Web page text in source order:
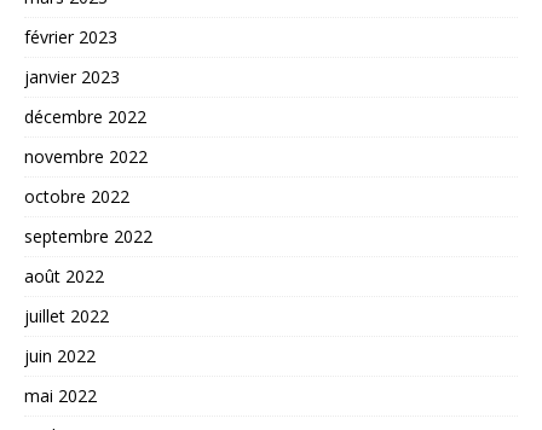
février 2023
janvier 2023
décembre 2022
novembre 2022
octobre 2022
septembre 2022
août 2022
juillet 2022
juin 2022
mai 2022